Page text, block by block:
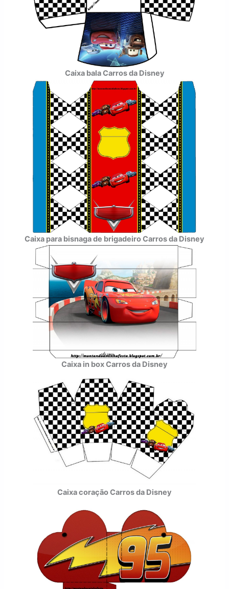
Caixa bala Carros da Disney
Caixa para bisnaga de brigadeiro Carros da Disney
Caixa in box Carros da Disney
Caixa coração Carros da Disney